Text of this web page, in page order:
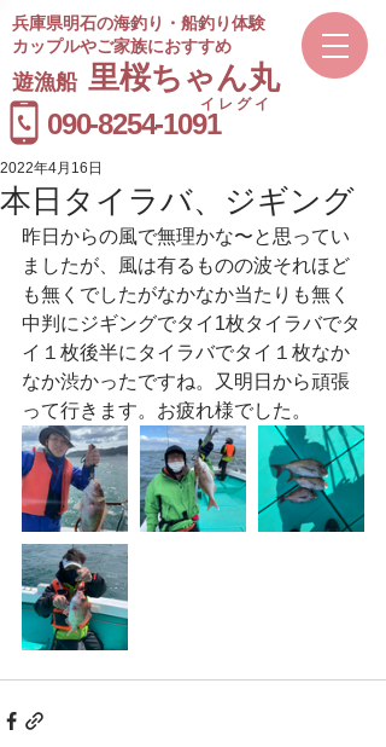
イレグイ
兵庫県明石の海釣り・船釣り体験
カップルやご家族におすすめ
090-8254-1091
遊漁船 ​里桜ちゃん丸
本日タイラバ、ジギング
2022年4月16日
昨日からの風で無理かな〜と思ってい
ましたが、風は有るものの波それほど
も無くでしたがなかなか当たりも無く
中判にジギングでタイ1枚タイラバでタ
イ１枚後半にタイラバでタイ１枚なか
なか渋かったですね。又明日から頑張
って行きます。お疲れ様でした。